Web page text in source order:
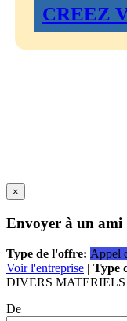
CREEZ
×
Envoyer à un ami
Type de l'offre: Appel
Voir l'entreprise | Type
DIVERS MATERIELS
De